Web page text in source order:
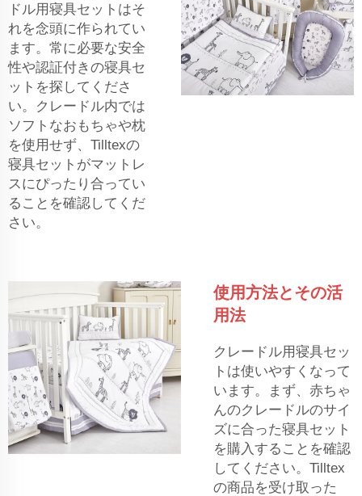
ドル用寝具セットはそ
れを念頭に作られてい
ます。常に必要な安全
性や認証付きの寝具セ
ットを探してくださ
い。クレードル内では
ソフトなおもちゃや枕
を使用せず、Tilltexの
寝具セットがマットレ
スにぴったり合ってい
ることを確認してくだ
さい。
使用方法とその活
用法
クレードル用寝具セッ
トは使いやすくなって
います。まず、赤ちゃ
んのクレードルのサイ
ズに合った寝具セット
を購入することを確認
してください。Tilltex
の商品を受け取った